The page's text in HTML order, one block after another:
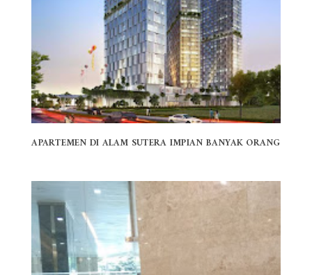
APARTEMEN DI ALAM SUTERA IMPIAN BANYAK ORANG